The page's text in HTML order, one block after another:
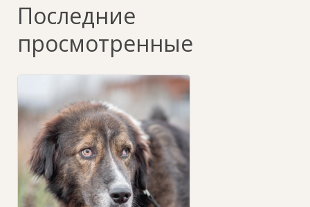
Последние
просмотренные